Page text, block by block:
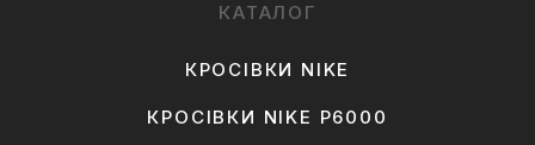
КАТАЛОГ
КРОСІВКИ NIKE
КРОСІВКИ NIKE P6000